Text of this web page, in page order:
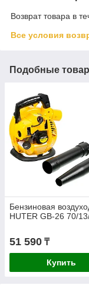
Возврат товара в
Все условия
Подобные
Бензиновая
HUTER GB-26 70/
51 590 ₸
Купить